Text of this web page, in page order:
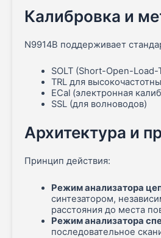
Калибровка и
N9914B поддерживает
SOLT (Short-Open-
TRL для
ECal (электронная
SSL (для волноводов)
Архитектура и
Принцип действия:
Режим анализатора
синтезатором,
расстояния до места
Режим анализатора
последовательное